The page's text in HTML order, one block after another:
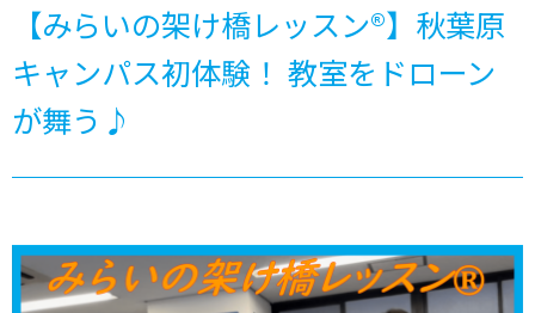
【みらいの架け橋レッスン®︎】秋葉原
キャンパス初体験！ 教室をドローン
が舞う♪